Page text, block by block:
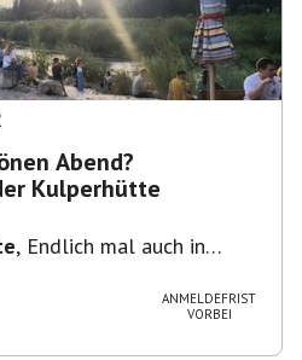
Abend?
Kulperhütte
, Endlich mal auch in
ANMELDEFRIST
VORBEI